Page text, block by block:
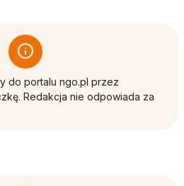
do portalu ngo.pl przez
Redakcja nie odpowiada za